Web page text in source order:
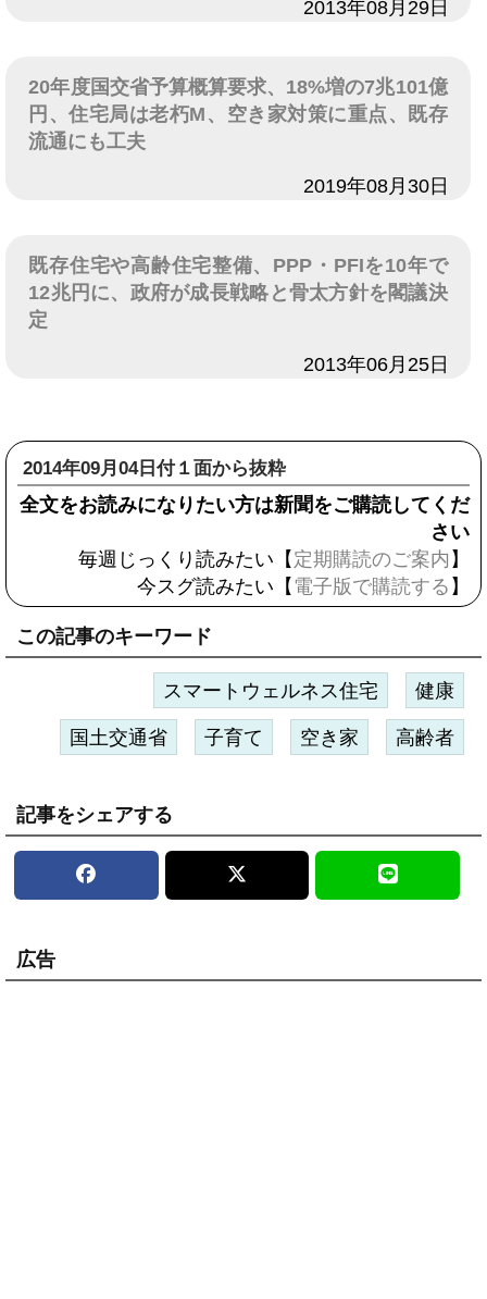
2013年08月29日
20年度国交省予算概算要求、18%増の7兆101億
円、住宅局は老朽M、空き家対策に重点、既存
流通にも工夫
2019年08月30日
既存住宅や高齢住宅整備、PPP・PFIを10年で
12兆円に、政府が成長戦略と骨太方針を閣議決
定
2013年06月25日
2014年09月04日付１面から抜粋
全文をお読みになりたい方は新聞をご購読してくだ
さい
毎週じっくり読みたい【 定期購読のご案内 】
今スグ読みたい【 電子版で購読する 】
この記事のキーワード
スマートウェルネス住宅 健康
国土交通省 子育て 空き家 高齢者
記事をシェアする
広告